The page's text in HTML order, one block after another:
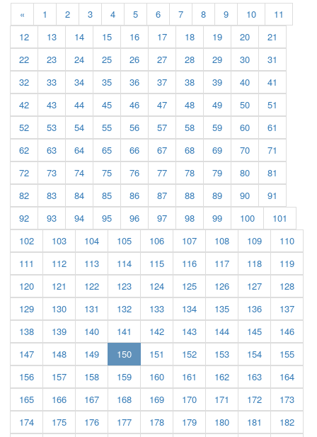
« 1 2 3 4 5 6 7 8 9 10
11
12
13 14 15 16 17 18 19 20
21
22
23 24 25 26 27 28 29 30
31
32
33 34 35 36 37 38 39 40
41
42
43 44 45 46 47 48 49 50
51
52
53 54 55 56 57 58 59 60
61
62
63 64 65 66 67 68 69 70
71
72
73 74 75 76 77 78 79 80
81
82
83 84 85 86 87 88 89 90
91
92
93 94 95 96 97 98 99 100
101
102
103 104 105 106 107 108 109
110
111
112 113 114 115 116 117 118
119
120
121 122 123 124 125 126 127
128
129
130 131 132 133 134 135 136
137
138
139 140 141 142 143 144 145
146
147
148 149 150(current)
151 152 153 154
155
156
157 158 159 160 161 162 163
164
165
166 167 168 169 170 171 172
173
174
175 176 177 178 179 180 181
182